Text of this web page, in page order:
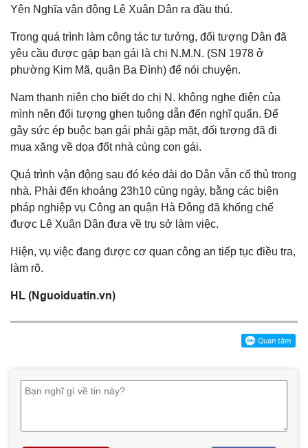
Yên Nghĩa vận động Lê Xuân Dân ra đầu thú.
Trong quá trình làm công tác tư tưởng, đối tượng Dân đã
yêu cầu được gặp bạn gái là chị N.M.N. (SN 1978 ở
phường Kim Mã, quận Ba Đình) để nói chuyện.
Nam thanh niên cho biết do chị N. không nghe điện của
mình nên đối tượng ghen tuông dẫn đến nghĩ quẩn. Để
gây sức ép buộc bạn gái phải gặp mặt, đối tượng đã đi
mua xăng về dọa đốt nhà cùng con gái.
Quá trình vận động sau đó kéo dài do Dân vẫn cố thủ trong
nhà. Phải đến khoảng 23h10 cùng ngày, bằng các biện
pháp nghiệp vụ Công an quận Hà Đông đã khống chế
được Lê Xuân Dân đưa về trụ sở làm việc.
Hiện, vụ việc đang được cơ quan công an tiếp tục điều tra,
làm rõ.
HL (Nguoiduatin.vn)